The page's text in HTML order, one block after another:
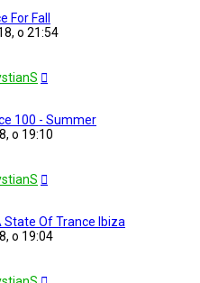
For Fall
o 21:54
100 - Summer
o 19:10
State Of Trance Ibiza
o 19:04